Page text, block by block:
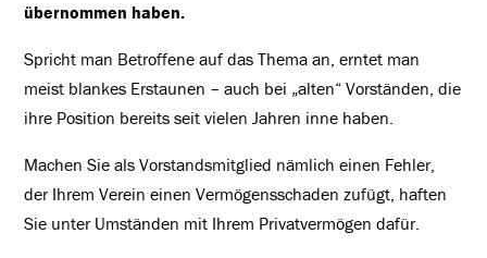
übernommen haben.
Spricht man Betroffene auf das Thema an, erntet man
meist blankes Erstaunen – auch bei „alten“ Vorständen, die
ihre Position bereits seit vielen Jahren inne haben.
Machen Sie als Vorstandsmitglied nämlich einen Fehler,
der Ihrem Verein einen Vermögensschaden zufügt, haften
Sie unter Umständen mit Ihrem Privatvermögen dafür.